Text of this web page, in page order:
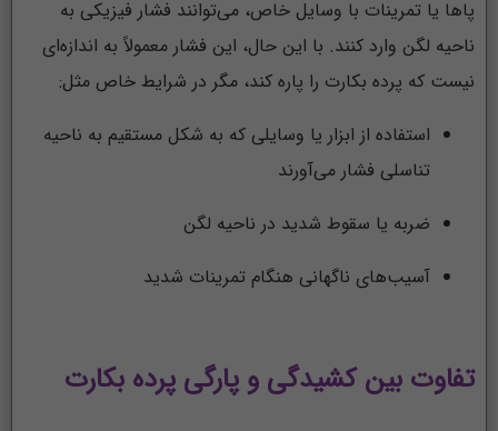
پاها یا تمرینات با وسایل خاص، می‌توانند فشار فیزیکی به
ناحیه لگن وارد کنند. با این حال، این فشار معمولاً به اندازه‌ای
نیست که پرده بکارت را پاره کند، مگر در شرایط خاص مثل:
استفاده از ابزار یا وسایلی که به شکل مستقیم به ناحیه
تناسلی فشار می‌آورند
ضربه یا سقوط شدید در ناحیه لگن
آسیب‌های ناگهانی هنگام تمرینات شدید
تفاوت بین کشیدگی و پارگی پرده بکارت